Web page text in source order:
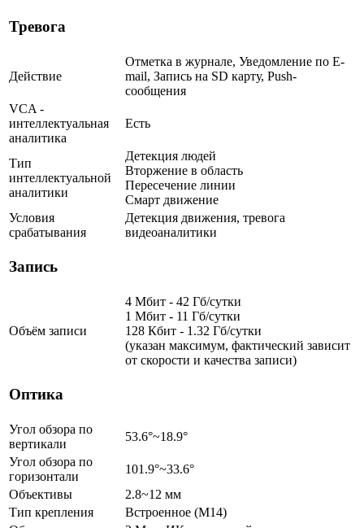
Тревога
Действие
Отметка в журнале, Уведомление по E-
mail, Запись на SD карту, Push-
сообщения
VCA -
интеллектуальная
аналитика
Есть
Тип
интеллектуальной
аналитики
Детекция людей
Вторжение в область
Пересечение линии
Смарт движение
Условия
срабатывания
Детекция движения, тревога
видеоаналитики
Запись
Объём записи
4 Мбит - 42 Гб/сутки
1 Мбит - 11 Гб/сутки
128 Кбит - 1.32 Гб/сутки
(указан максимум, фактический зависит
от скорости и качества записи)
Оптика
Угол обзора по
вертикали
53.6°~18.9°
Угол обзора по
горизонтали
101.9°~33.6°
Объективы
2.8~12 мм
Тип крепления
Встроенное (M14)